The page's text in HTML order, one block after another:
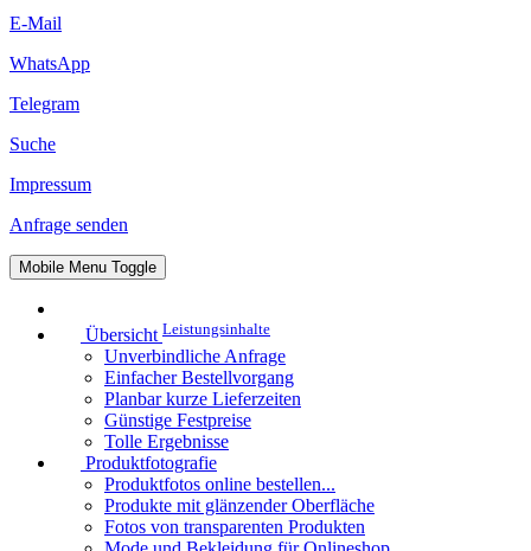
E-Mail
WhatsApp
Telegram
Suche
Impressum
Anfrage senden
Mobile Menu Toggle
Übersicht Leistungsinhalte
Unverbindliche Anfrage
Einfacher Bestellvorgang
Planbar kurze Lieferzeiten
Günstige Festpreise
Tolle Ergebnisse
Produktfotografie
Produktfotos online bestellen...
Produkte mit glänzender Oberfläche
Fotos von transparenten Produkten